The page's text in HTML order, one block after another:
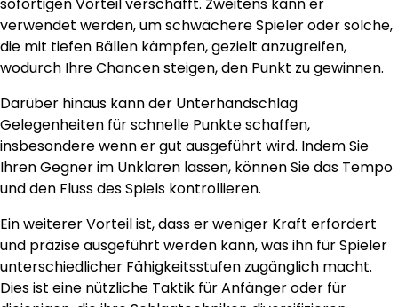
sofortigen Vorteil verschafft. Zweitens kann er
verwendet werden, um schwächere Spieler oder solche,
die mit tiefen Bällen kämpfen, gezielt anzugreifen,
wodurch Ihre Chancen steigen, den Punkt zu gewinnen.
Darüber hinaus kann der Unterhandschlag
Gelegenheiten für schnelle Punkte schaffen,
insbesondere wenn er gut ausgeführt wird. Indem Sie
Ihren Gegner im Unklaren lassen, können Sie das Tempo
und den Fluss des Spiels kontrollieren.
Ein weiterer Vorteil ist, dass er weniger Kraft erfordert
und präzise ausgeführt werden kann, was ihn für Spieler
unterschiedlicher Fähigkeitsstufen zugänglich macht.
Dies ist eine nützliche Taktik für Anfänger oder für